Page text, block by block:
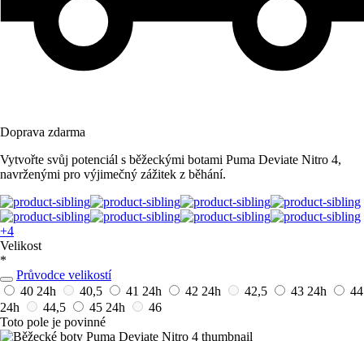
Doprava zdarma
Vytvořte svůj potenciál s běžeckými botami Puma Deviate Nitro 4,
navrženými pro výjimečný zážitek z běhání.
+4
Velikost
*
Průvodce velikostí
40 24h 40,5 41 24h 42 24h 42,5 43 24h
44
24h
44,5 45 24h
46
Toto pole je povinné